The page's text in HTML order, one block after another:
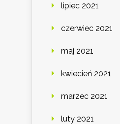
lipiec 2021
czerwiec 2021
maj 2021
kwiecień 2021
marzec 2021
luty 2021